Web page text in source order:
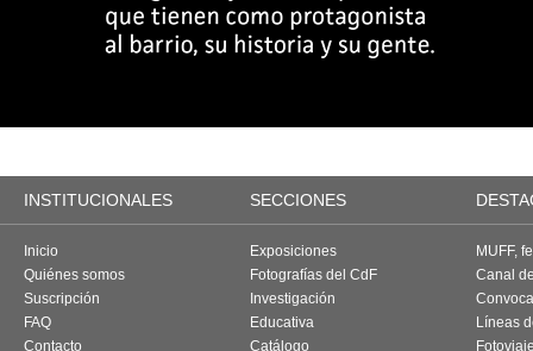
INSTITUCIONALES SECCIONES
Inicio
Quiénes somos
Suscripción
FAQ
Contacto
Exposiciones
Fotografías del CdF
Investigación
Educativa
Catálogo
MUFF,
Canal
Líneas